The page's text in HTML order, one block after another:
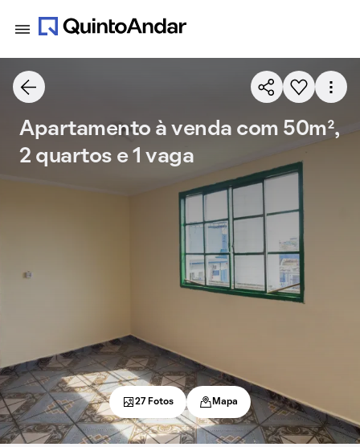
Apartamento à venda com 50m²,
2 quartos e 1 vaga
27 Fotos Mapa